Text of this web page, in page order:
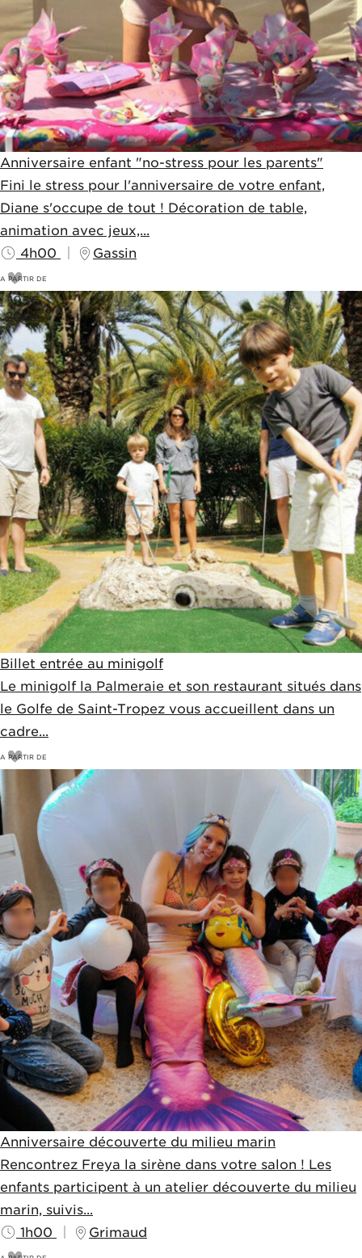
Billet entrée au minigolf
Le minigolf la Palmeraie et son restaurant situés dans
le Golfe de Saint-Tropez vous accueillent dans un
cadre...
A PARTIR DE
Anniversaire découverte du milieu marin
Rencontrez Freya la sirène dans votre salon ! Les
enfants participent à un atelier découverte du milieu
marin, suivis...
1h00
Grimaud
Anniversaire enfant "no-stress pour les parents"
Fini le stress pour l'anniversaire de votre enfant,
Diane s'occupe de tout ! Décoration de table,
animation avec jeux,...
4h00
Gassin
A PARTIR DE
195€
200€